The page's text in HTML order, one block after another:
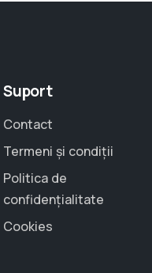
Suport
Contact
Termeni și condiții
Politica de
confidențialitate
Cookies